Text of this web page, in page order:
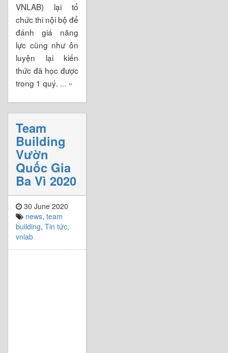
VNLAB) lại tổ
chức thi nội bộ để
đánh giá năng
lực cũng như ôn
luyện lại kiến
thức đã học được
trong 1 quý. ... »
Team
Building
Vườn
Quốc Gia
Ba Vì 2020
30 June 2020
news, team
building, Tin tức,
vnlab